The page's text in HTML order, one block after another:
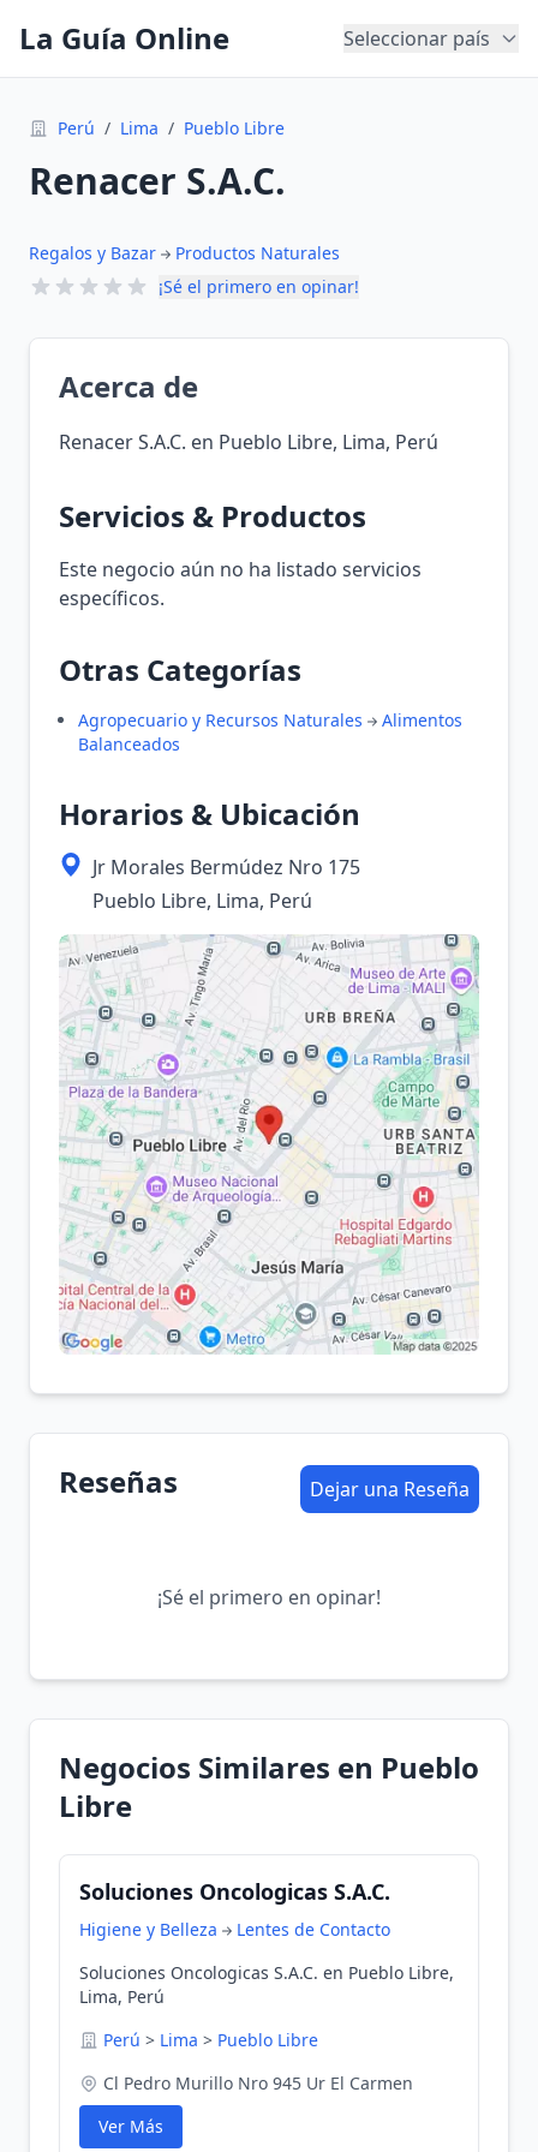
La Guía Online Seleccionar país
Perú / Lima / Pueblo Libre
Renacer S.A.C.
Regalos y Bazar
Productos Naturales
¡Sé el primero en opinar!
Acerca de
Renacer S.A.C. en Pueblo Libre, Lima, Perú
Servicios & Productos
Este negocio aún no ha listado servicios
específicos.
Otras Categorías
Agropecuario y Recursos Naturales
Alimentos
Balanceados
Horarios & Ubicación
Jr Morales Bermúdez Nro 175
Pueblo Libre, Lima, Perú
Reseñas Dejar una Reseña
¡Sé el primero en opinar!
Negocios Similares en Pueblo
Libre
Soluciones Oncologicas S.A.C.
Higiene y Belleza
Lentes de Contacto
Soluciones Oncologicas S.A.C. en Pueblo Libre,
Lima, Perú
Perú > Lima > Pueblo Libre
Cl Pedro Murillo Nro 945 Ur El Carmen
Ver Más